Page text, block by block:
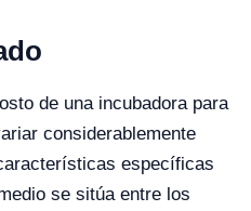
de una incubadora para
considerablemente
específicas
se sitúa entre los